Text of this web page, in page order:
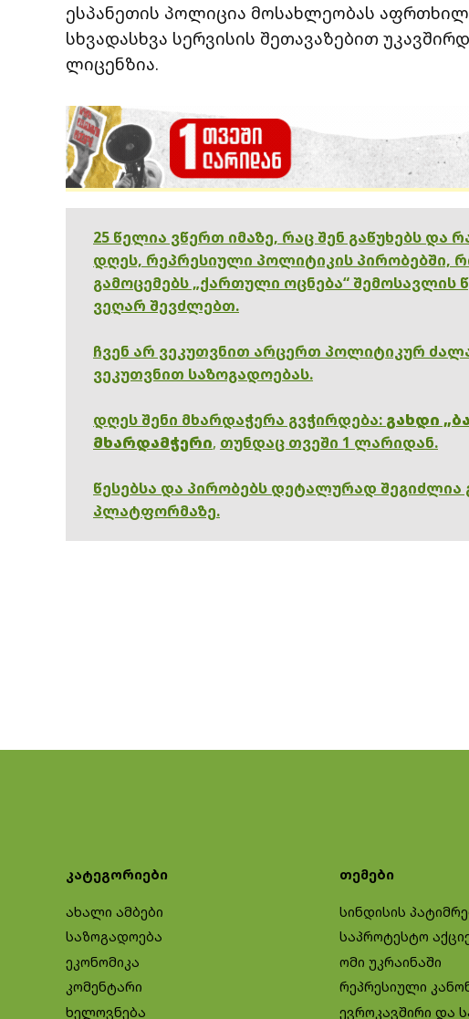
ესპანეთის პოლიცია მოსახლეობას
სხვადასხვა სერვისის შეთავაზებით
ლიცენზია.
25 წელია ვწერთ იმაზე, რაც შენ გაწუხებს და
დღეს, რეპრესიული პოლიტიკის პირობებში,
გამოცემებს „ქართული ოცნება“ შემოსავლის
ვეღარ შევძლებთ.
ჩვენ არ ვეკუთვნით არცერთ პოლიტიკურ
ვეკუთვნით საზოგადოებას.
დღეს შენი მხარდაჭერა გვჭირდება: გახდი
მხარდამჭერი, თუნდაც თვეში 1 ლარიდან.
წესებსა და პირობებს დეტალურად შეგიძლია
პლატფორმაზე.
კატეგორიები
ახალი ამბები
საზოგადოება
ეკონომიკა
კომენტარი
ხელოვნება
თემები
სინდისის
საპროტესტო
ომი უკრაინაში
რეპრესიული
ევროკავშირი და